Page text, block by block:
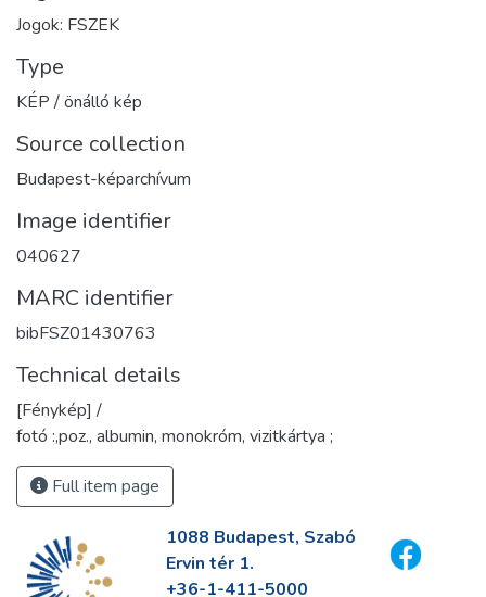
Jogok: FSZEK
Type
KÉP / önálló kép
Source collection
Budapest-képarchívum
Image identifier
040627
MARC identifier
bibFSZ01430763
Technical details
[Fénykép] /
fotó :,poz., albumin, monokróm, vizitkártya ;
Full item page
1088 Budapest, Szabó
Ervin tér 1.
+36-1-411-5000